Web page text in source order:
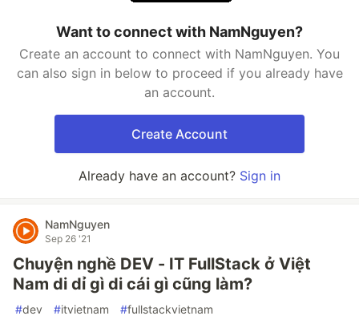
Want to connect with NamNguyen?
Create an account to connect with NamNguyen. You
can also sign in below to proceed if you already have
an account.
Create Account
Already have an account? Sign in
NamNguyen
Sep 26 '21
Chuyện nghề DEV - IT FullStack ở Việt
Nam di dỉ gì di cái gì cũng làm?
#dev #itvietnam #fullstackvietnam